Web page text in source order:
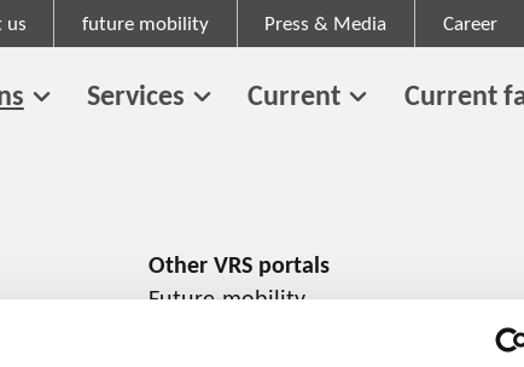
us future mobility Press & Media Career
Services Current Current
Future-mobility